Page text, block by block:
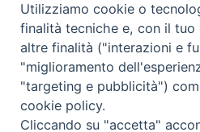
86170 Isernia
086550849
I nostri
Utilizziamo cookie o
finalità tecniche e, con il tuo
altre finalità ("interazioni e
"miglioramento
"targeting e pubblicità")
cookie policy.
Cliccando su "accetta"